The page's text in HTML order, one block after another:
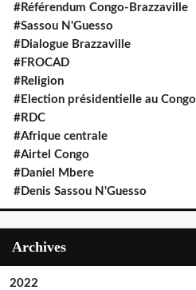
#Référendum Congo-Brazzaville
#Sassou N'Guesso
#Dialogue Brazzaville
#FROCAD
#Religion
#Election présidentielle au Congo
#RDC
#Afrique centrale
#Airtel Congo
#Daniel Mbere
#Denis Sassou N'Guesso
Archives
2022